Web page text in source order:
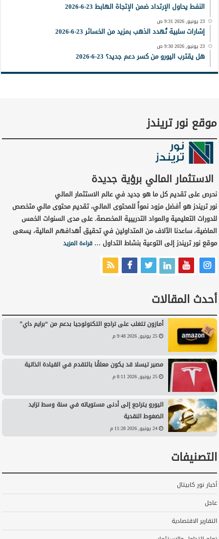
النفط يحاول الإرتداد ضمن الإتجاة الهابط 23-6-2026
23 يونيو, 2026 9:31 ص
إشارات سلبية تُهدد الذهب بمزيد من الخسائر 23-6-2026
23 يونيو, 2026 9:30 ص
هل يقترب اليورو من كسر دعم جديد؟ 23-6-2026
موقع نور تريندز
الاستثمار المالي برؤية جديدة
نحرص على تقديم كل ما هو جديد في عالم الاستثمار المالي
نور تريندز هو أفضل مزود نمواً للمحتوى المالي، تقديم محتوى مالي متخصص
للدورات التعليمية والمواد التدريبية المخصصة. على مدى السنوات الخمس
الماضية، ساعدنا الآلاف من المتداولين في تحقيق أهدافهم المالية، يسعى
موقع نور تريندز إلى التوعية بنشاط التداول …قراءة المزيد
أحدث المقالات
أمازون تتغلب على تراجع التكنولوجيا بدعم من “برايم داي”
25 يونيو, 2026 9:48 م
مصير تيسلا قد يكون معلقًا بالتقدم في القيادة الذاتية
25 يونيو, 2026 8:11 م
اليورو يتراجع إلى أدنى مستوياته في سنة وسط تزايد
الضغوط النقدية
24 يونيو, 2026 11:28 م
التصنيفات
أخبار نور كابيتال
عاجل
التقارير الاقتصادية